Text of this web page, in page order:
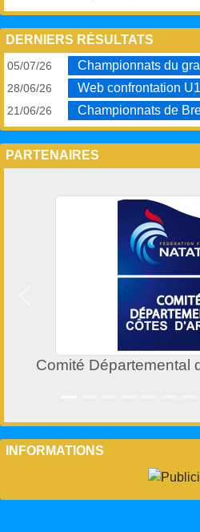
DERNIERS RÉSULTATS
05/07/26 Championnats du
28/06/26 Web confrontation
21/06/26 Championnats de
PARTENAIRES
Comité Départemental
INFORMATIONS